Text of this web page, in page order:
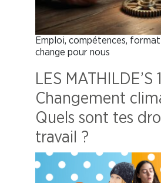
Emploi, compétences,
change pour nous
LES MATHILDE’S
Changement
Quels sont tes
travail ?